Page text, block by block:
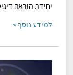
יחידת הוראה
למידע נוסף >